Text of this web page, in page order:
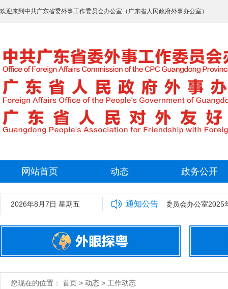
欢迎来到中共广东省委外事工作委员会办公室（广东省人民政府外事办公室）
网站首页 动态 政务公开
2026年8月7日 星期五 通知公告
中共广东省委外事工作委员会办公室2025
您现在的位置： 首页 > 动态 > 工作动态